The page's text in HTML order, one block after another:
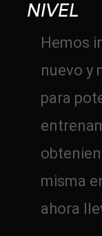
NIVEL
Hemos
nuevo y
para
misma
ahora